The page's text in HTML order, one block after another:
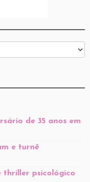
de 35 anos em
e turnê
thriller psicológico